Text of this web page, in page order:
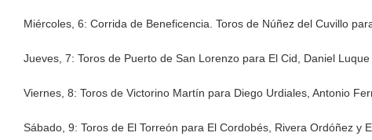
Miércoles, 6: Corrida de Beneficencia. Toros de Núñez del Cuvillo
Jueves, 7: Toros de Puerto de San Lorenzo para El Cid, Daniel
Viernes, 8: Toros de Victorino Martín para Diego Urdiales, Antonio
Sábado, 9: Toros de El Torreón para El Cordobés, Rivera Ordóñez y